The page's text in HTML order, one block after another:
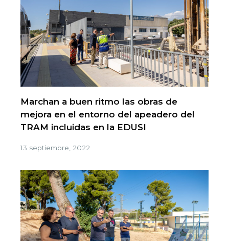
Marchan a buen ritmo las obras de
mejora en el entorno del apeadero del
TRAM incluidas en la EDUSI
13 septiembre, 2022